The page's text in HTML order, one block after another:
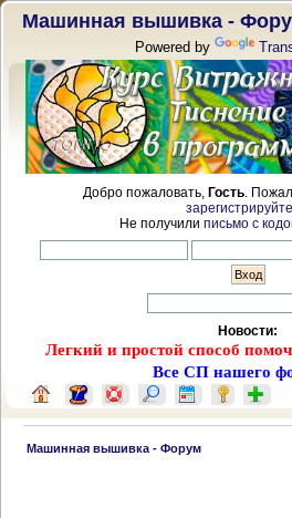
Машинная вышивка -
Powered by
Добро пожаловать, Гость.
Не получили письмо с
Новости:
Легкий и простой способ
Все СП нашего
Машинная вышивка - Форум